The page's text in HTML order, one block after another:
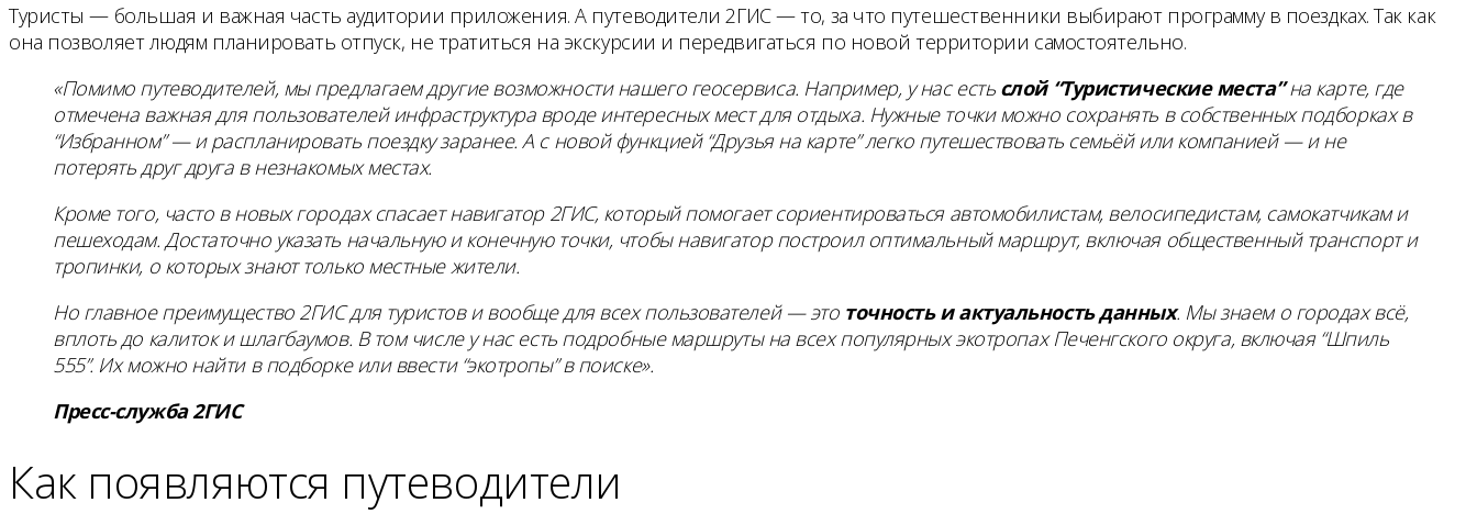
Туристы — большая и важная часть аудитории приложения. А путеводители 2ГИС — то, за что путешественники выбирают программу в поездках. Так как
она позволяет людям планировать отпуск, не тратиться на экскурсии и передвигаться по новой территории самостоятельно.
«Помимо путеводителей, мы предлагаем другие возможности нашего геосервиса. Например, у нас есть слой “Туристические места”на карте, где
отмечена важная для пользователей инфраструктура вроде интересных мест для отдыха. Нужные точки можно сохранять в собственных подборках в
“Избранном” — и распланировать поездку заранее. А с новой функцией “Друзья на карте” легко путешествовать семьёй или компанией — и не
потерять друг друга в незнакомых местах.
Кроме того, часто в новых городах спасает навигатор 2ГИС, который помогает сориентироваться автомобилистам, велосипедистам, самокатчикам и
пешеходам. Достаточно указать начальную и конечную точки, чтобы навигатор построил оптимальный маршрут, включая общественный транспорт и
тропинки, о которых знают только местные жители.
Но главное преимущество 2ГИС для туристов и вообще для всех пользователей — это точность и актуальность данных. Мы знаем о городах всё,
вплоть до калиток и шлагбаумов. В том числе у нас есть подробные маршруты на всех популярных экотропах Печенгского округа, включая “Шпиль
555”. Их можно найти в подборке или ввести “экотропы” в поиске».
Пресс-служба 2ГИС
Как появляются путеводители